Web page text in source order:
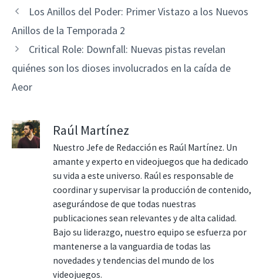
Los Anillos del Poder: Primer Vistazo a los Nuevos
Anillos de la Temporada 2
Critical Role: Downfall: Nuevas pistas revelan
quiénes son los dioses involucrados en la caída de
Aeor
Raúl Martínez
Nuestro Jefe de Redacción es Raúl Martínez. Un
amante y experto en videojuegos que ha dedicado
su vida a este universo. Raúl es responsable de
coordinar y supervisar la producción de contenido,
asegurándose de que todas nuestras
publicaciones sean relevantes y de alta calidad.
Bajo su liderazgo, nuestro equipo se esfuerza por
mantenerse a la vanguardia de todas las
novedades y tendencias del mundo de los
videojuegos.